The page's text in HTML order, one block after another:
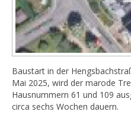
Baustart in der
Mai 2025, wird der marode
Hausnummern 61 und 109
circa sechs Wochen dauern.